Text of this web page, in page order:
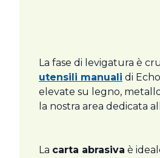
La fase di levigatura è
utensili manuali di
elevate su legno,
la nostra area dedicata
La carta abrasiva è